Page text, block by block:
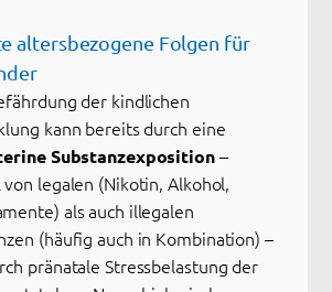
altersbezogene Folgen für
der kindlichen
kann bereits durch eine
Substanzexposition–
legalen (Nikotin, Alkohol,
als auch illegalen
(häufig auch in Kombination) –
pränatale Stressbelastung der